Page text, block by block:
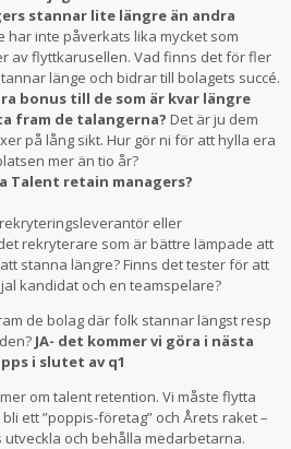
stannar lite längre än andra
har inte påverkats lika mycket som
av flyttkarusellen. Vad finns det för fler
länge och bidrar till bolagets succé.
bonus till de som är kvar längre
fram de talangerna? Det är ju dem
på lång sikt. Hur gör ni för att hylla era
mer än tio år?
Talent retain managers?
eller
rekryterare som är bättre lämpade att
stanna längre? Finns det tester för att
kandidat och en teamspelare?
de bolag där folk stannar längst resp
JA- det kommer vi göra i nästa
i slutet av q1
om talent retention. Vi måste flytta
ett ”poppis-företag” och Årets raket –
utveckla och behålla medarbetarna.